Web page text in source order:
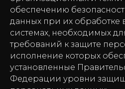
обеспечению
данных при их
системах, необходимых
требований к защите
исполнение которых
установленные
Федерации уровни